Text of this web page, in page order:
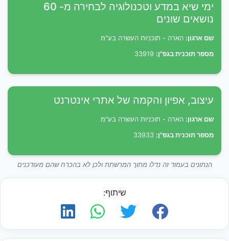
ימי שיא במדע וטכנולוגיה לבחירה מ- 60
נושאים שונים
שם ארגון: הארה - תוכניות העשרה בע"מ
מספר תוכנית בגפ"ן:
עיצוב, אפיון והקמה של אתרי אינטרנט
שם ארגון: הארה - תוכניות העשרה בע"מ
מספר תוכנית בגפ"ן:
הנתונים בעמוד זה נדלו מתוך המרשתת ולכן לא בהכרח שהם מעודכנים
שיתוף: